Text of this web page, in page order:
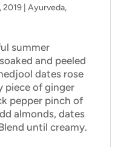
2019| Ayurveda,
summer
and peeled
dates rose
piece of ginger
pepper pinch of
almonds, dates
until creamy.